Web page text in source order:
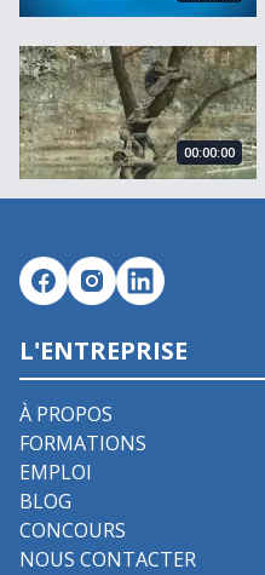
Les Nouvelles FR du 06.11.09
00:00:00
L'ENTREPRISE
À PROPOS
FORMATIONS
EMPLOI
BLOG
CONCOURS
NOUS CONTACTER